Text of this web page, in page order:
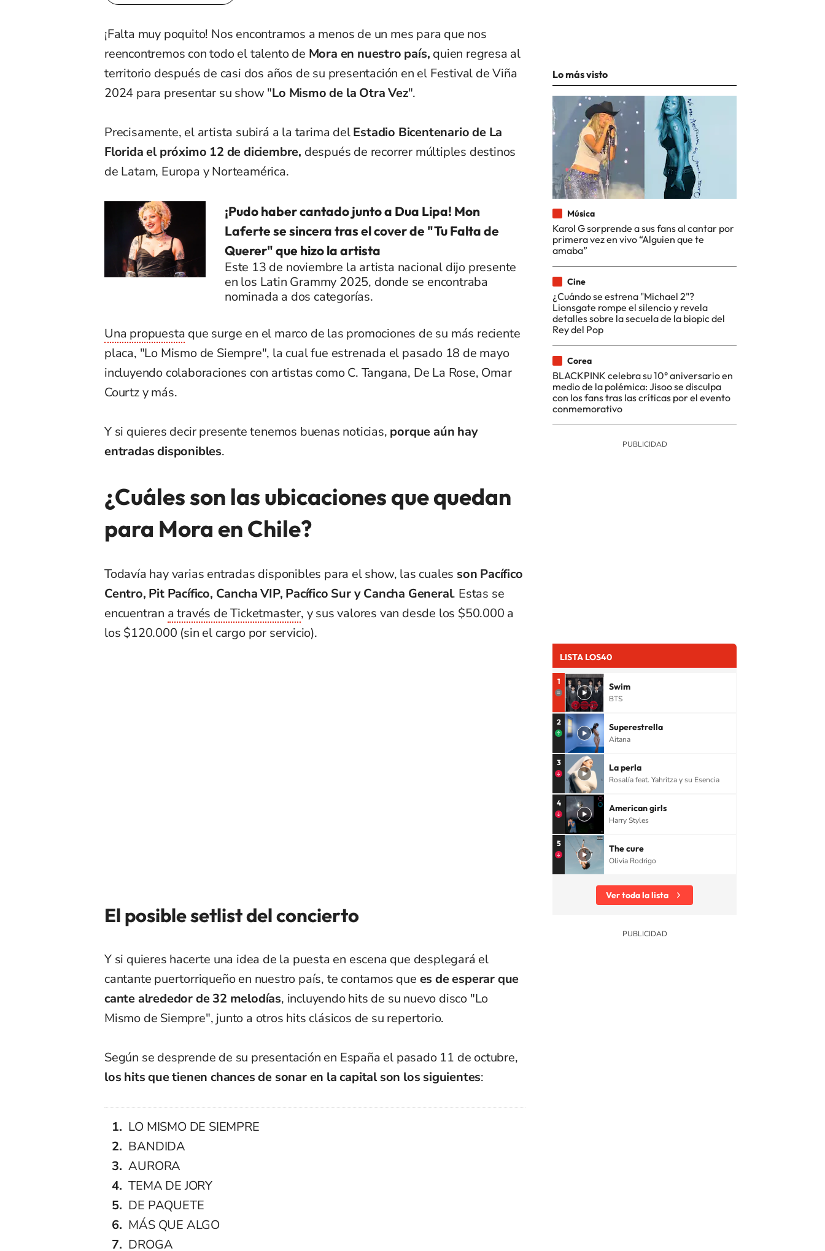
¡Falta muy poquito! Nos encontramos a menos de un mes para que nos
reencontremos con todo el talento de Mora en nuestro país, quien regresa al
territorio después de casi dos años de su presentación en el Festival de Viña
2024 para presentar su show "Lo Mismo de la Otra Vez".
Precisamente, el artista subirá a la tarima delEstadio Bicentenario de La
Florida el próximo 12 de diciembre, después de recorrer múltiples destinos
de Latam, Europa y Norteamérica.
¡Pudo haber cantado junto a Dua Lipa! Mon
Laferte se sincera tras el cover de "Tu Falta de
Querer" que hizo la artista
Este 13 de noviembre la artista nacional dijo presente
en los Latin Grammy 2025, donde se encontraba
nominada a dos categorías.
Una propuesta que surge en el marco de las promociones de su más reciente
placa, "Lo Mismo de Siempre", la cual fue estrenada el pasado 18 de mayo
incluyendo colaboraciones con artistas como C. Tangana, De La Rose, Omar
Courtz y más.
Y si quieres decir presente tenemos buenas noticias, porque aún hay
entradas disponibles.
¿Cuáles son las ubicaciones que quedan
para Mora en Chile?
Todavía hay varias entradas disponibles para el show, las cuales son Pacífico
Centro, Pit Pacífico, Cancha VIP, Pacífico Sur y Cancha General. Estas se
encuentran a través de Ticketmaster, y sus valores van desde los $50.000 a
los $120.000 (sin el cargo por servicio).
El posible setlist del concierto
Y si quieres hacerte una idea de la puesta en escena que desplegará el
cantante puertorriqueño en nuestro país, te contamos que es de esperar que
cante alrededor de 32 melodías, incluyendo hits de su nuevo disco "Lo
Mismo de Siempre", junto a otros hits clásicos de su repertorio.
Según se desprende de su presentación en España el pasado 11 de octubre,
los hits que tienen chances de sonar en la capital son los siguientes:
LO MISMO DE SIEMPRE
BANDIDA
AURORA
TEMA DE JORY
DE PAQUETE
MÁS QUE ALGO
DROGA
Lo más visto
Música
Karol G sorprende a sus fans al cantar por
primera vez en vivo “Alguien que te
amaba”
Cine
¿Cuándo se estrena "Michael 2"?
Lionsgate rompe el silencio y revela
detalles sobre la secuela de la biopic del
Rey del Pop
Corea
BLACKPINK celebra su 10° aniversario en
medio de la polémica: Jisoo se disculpa
con los fans tras las críticas por el evento
conmemorativo
LISTA LOS40
1 Swim
BTS
2 Superestrella
Aitana
3 La perla
Rosalía feat. Yahritza y su Esencia
4 American girls
Harry Styles
5 The cure
Olivia Rodrigo
Ver toda la lista